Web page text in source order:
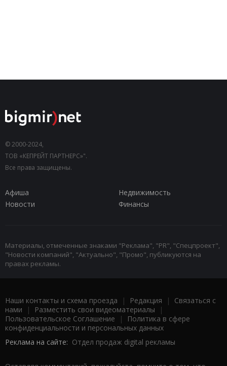
© 2000-2024,
ТОВ «КЕПРЕЙТ ПАРТНЕРС»".
Все права защищены.
Афиша
Недвижимость
Новости
Финансы
Материалы, отмеченные знаками "Реклама", "PR", "Спецпроект",
"Новости компаний", "Актуально", "Промо", публикуются на
правах рекламы.
Наши контакты и схема проезда | Редакция | Связаться с
нами | Разместить свои видеоматериалы |
Пользовательское Соглашение |
Политика в сфере
конфиденциальности и персональных данных
Реклама на сайте: Отдел продаж digital рекламы